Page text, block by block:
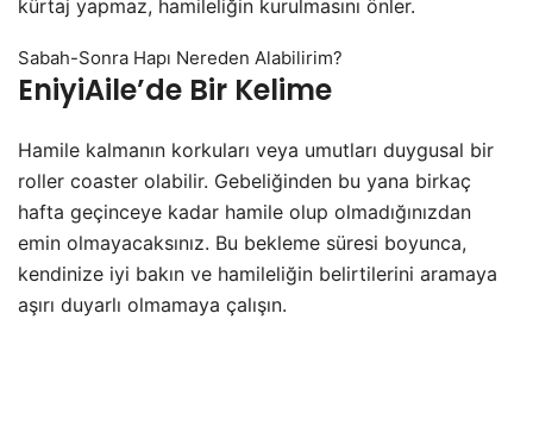
kürtaj yapmaz, hamileliğin kurulmasını önler.
Sabah-Sonra Hapı Nereden Alabilirim?
EniyiAile’de Bir Kelime
Hamile kalmanın korkuları veya umutları duygusal bir
roller coaster olabilir. Gebeliğinden bu yana birkaç
hafta geçinceye kadar hamile olup olmadığınızdan
emin olmayacaksınız. Bu bekleme süresi boyunca,
kendinize iyi bakın ve hamileliğin belirtilerini aramaya
aşırı duyarlı olmamaya çalışın.